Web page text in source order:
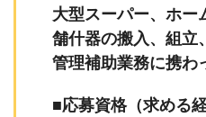
大型スーパー、ホー
舗什器の搬入、組立
管理補助業務に携わ
■応募資格（求める